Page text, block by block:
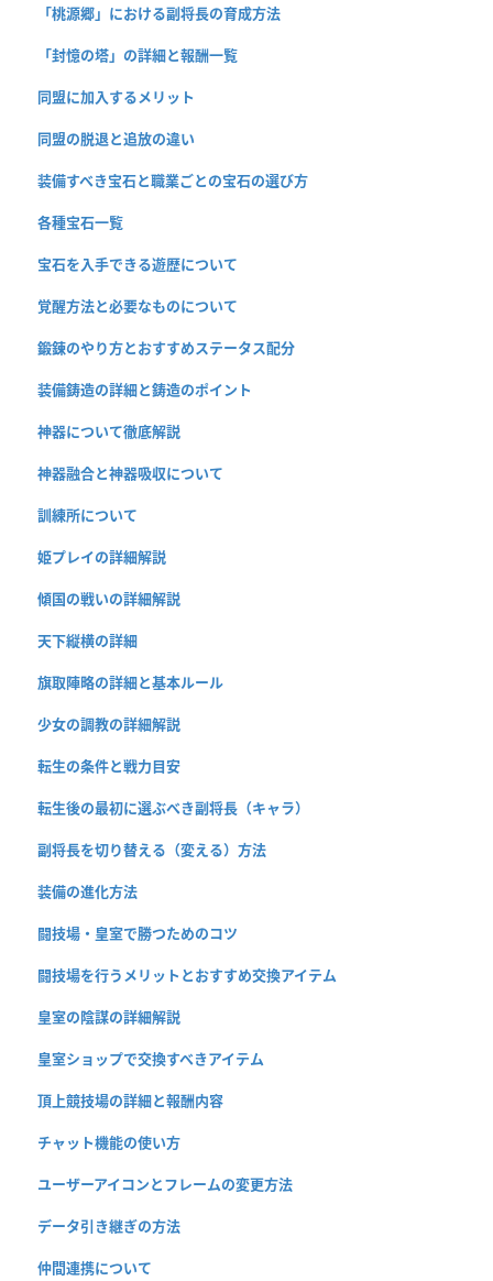
「桃源郷」における副将長の育成方法
「封憶の塔」の詳細と報酬一覧
同盟に加入するメリット
同盟の脱退と追放の違い
装備すべき宝石と職業ごとの宝石の選び方
各種宝石一覧
宝石を入手できる遊歴について
覚醒方法と必要なものについて
鍛錬のやり方とおすすめステータス配分
装備鋳造の詳細と鋳造のポイント
神器について徹底解説
神器融合と神器吸収について
訓練所について
姫プレイの詳細解説
傾国の戦いの詳細解説
天下縦横の詳細
旗取陣略の詳細と基本ルール
少女の調教の詳細解説
転生の条件と戦力目安
転生後の最初に選ぶべき副将長（キャラ）
副将長を切り替える（変える）方法
装備の進化方法
闘技場・皇室で勝つためのコツ
闘技場を行うメリットとおすすめ交換アイテム
皇室の陰謀の詳細解説
皇室ショップで交換すべきアイテム
頂上競技場の詳細と報酬内容
チャット機能の使い方
ユーザーアイコンとフレームの変更方法
データ引き継ぎの方法
仲間連携について